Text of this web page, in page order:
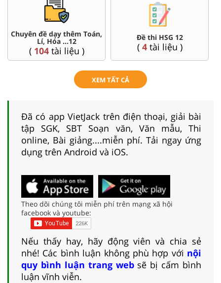
Chuyên đề dạy thêm Toán,
Lí, Hóa ...12
( 104tài liệu )
Đề thi HSG 12
( 4tài liệu )
XEM TẤT CẢ
Đã có app VietJack trên điện thoại, giải bài
tập SGK, SBT Soạn văn, Văn mẫu, Thi
online, Bài giảng....miễn phí. Tải ngay ứng
dụng trên Android và iOS.
Theo dõi chúng tôi miễn phí trên mạng xã hội
facebook và youtube:
Nếu thấy hay, hãy động viên và chia sẻ
nhé! Các bình luận không phù hợp với nội
quy bình luận trang websẽ bị cấm bình
luận vĩnh viễn.